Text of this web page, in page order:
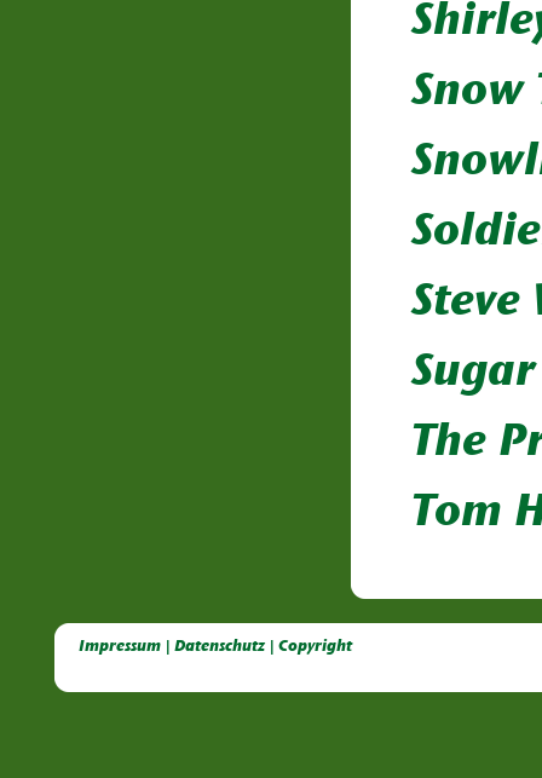
Snow
The
Tom
Impressum | Datenschutz | Copyright